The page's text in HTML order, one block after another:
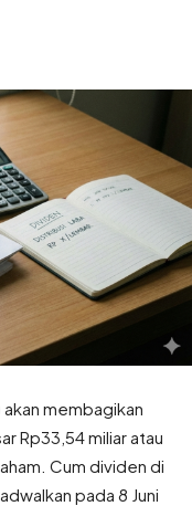
membagikan
Rp33,54 miliar atau
Cum dividen di
pada 8 Juni